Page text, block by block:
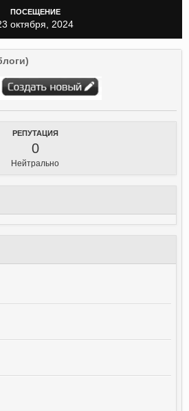
ПОСЕЩЕНИЕ
октября, 2024
РЕПУТАЦИЯ
0
Нейтрально